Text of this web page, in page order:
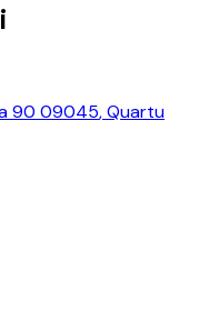
90 09045,Quartu